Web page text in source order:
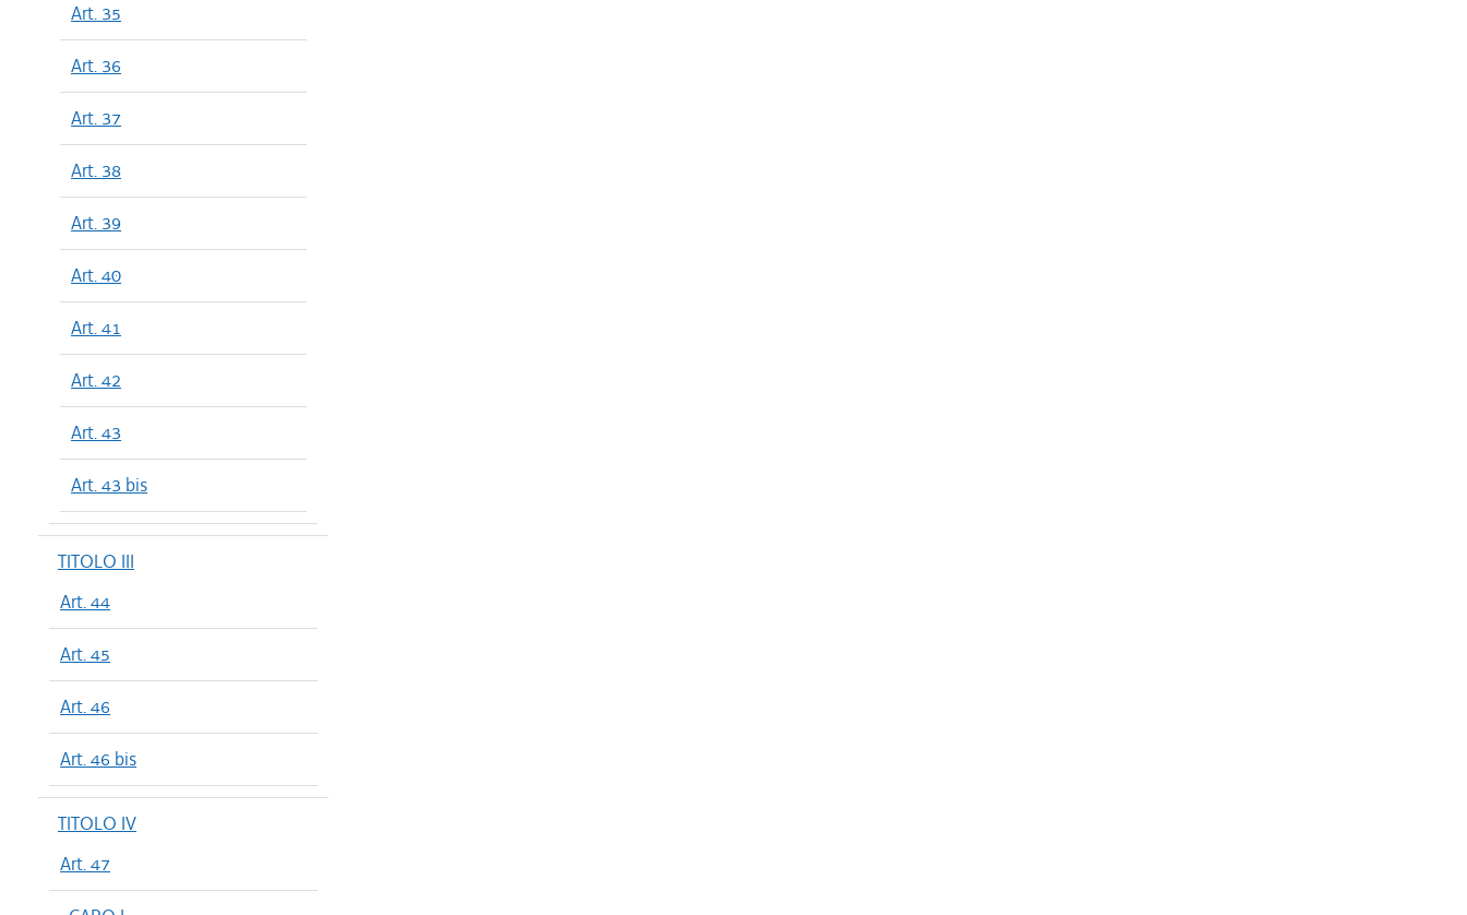
Art. 35
Art. 36
Art. 37
Art. 38
Art. 39
Art. 40
Art. 41
Art. 42
Art. 43
Art. 43 bis
TITOLO III
Art. 44
Art. 45
Art. 46
Art. 46 bis
TITOLO IV
Art. 47